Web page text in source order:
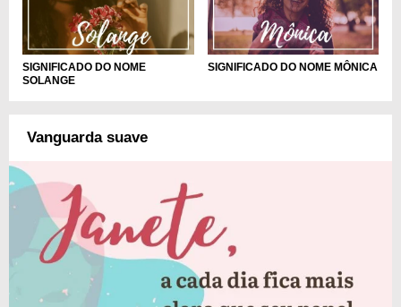
SIGNIFICADO DO NOME
SOLANGE
SIGNIFICADO DO NOME MÔNICA
Vanguarda suave